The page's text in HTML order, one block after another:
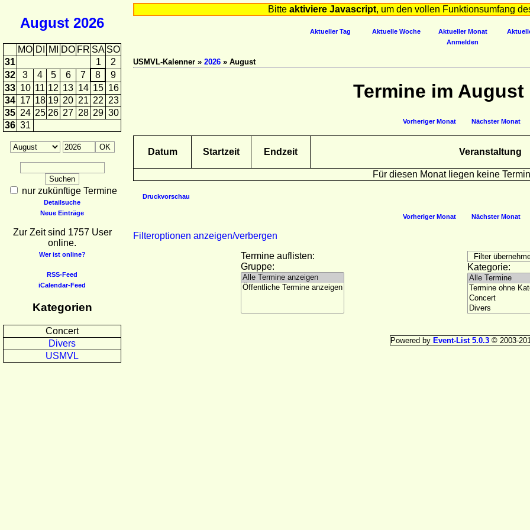
August 2026
MO DI MI DO FR SA SO
31
1
2
32
3 4 5 6 7 8
9
33 10 11 12 13 14 15 16
34 17 18 19 20 21 22 23
35 24 25 26 27 28 29 30
36 31
nur zukünftige Termine
Detailsuche
Neue Einträge
Zur Zeit sind 1757 User
online.
Wer ist online?
RSS-Feed
iCalendar-Feed
Kategorien
Concert
Divers
USMVL
Bitte aktiviere Javascript, um den vollen Funktionsumfang
Aktueller Tag Aktuelle Woche Aktueller Monat
Anmelden
USMVL-Kalenner » 2026 » August
Termine im August
Vorheriger Monat Nächster Monat
Datum Startzeit Endzeit Veranstaltung
Für diesen Monat liegen keine
Druckvorschau
Vorheriger Monat Nächster Monat
Filteroptionen anzeigen/verbergen
Termine auflisten:
Gruppe:
Kategorie:
Powered by Event-List 5.0.3© 2003-